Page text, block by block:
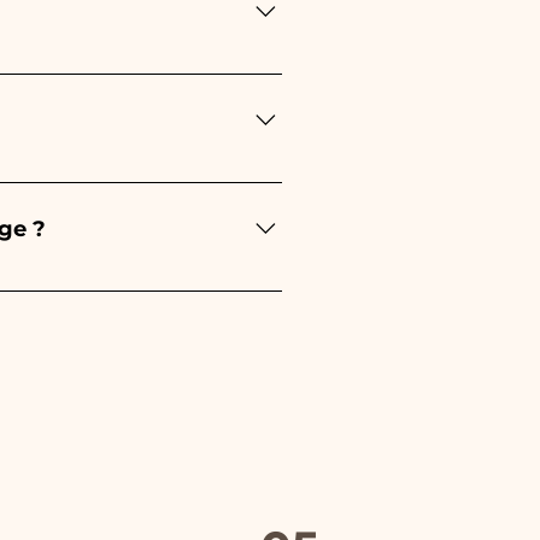
: - Pour la
ce sera rouge
soin de vos commandes
?
De plus, dans toutes